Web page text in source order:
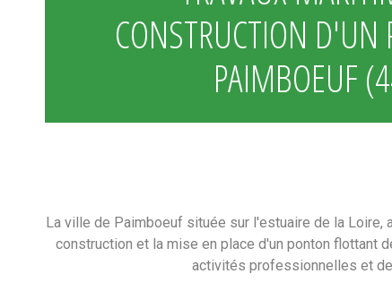
CONSTRUCTION D'UN
PAIMBOEUF
La ville de Paimboeuf située sur l'estuaire de la Loire,
construction et la mise en place d'un ponton flottant
activités professionnelles et